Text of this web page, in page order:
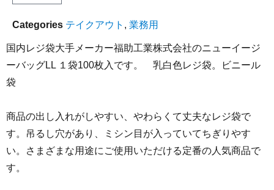
Categories テイクアウト , 業務用
国内レジ袋大手メーカー福助工業株式会社のニューイージ
ーバッグLL １袋100枚入です。 乳白色レジ袋。ビニール
袋
商品の出し入れがしやすい、やわらくて丈夫なレジ袋で
す。吊るし穴があり、ミシン目が入っていてちぎりやす
い。さまざまな用途にご使用いただける定番の人気商品で
す。